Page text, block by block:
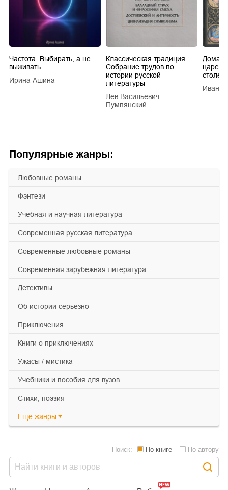
Популярные жанры:
любовные романы
фэнтези
учебная и научная литература
современная русская литература
современные любовные романы
современная зарубежная литература
детективы
об истории серьезно
приключения
книги о приключениях
ужасы / мистика
учебники и пособия для вузов
cтихи, поэзия
Еще жанры
Частота. Выбирать, а не
выживать.
Ирина Ашина
Классическая традиция.
Собрание трудов по
истории русской
литературы
Лев Васильевич
Пумпянский
царей
Иван
Поиск: По книге По автору